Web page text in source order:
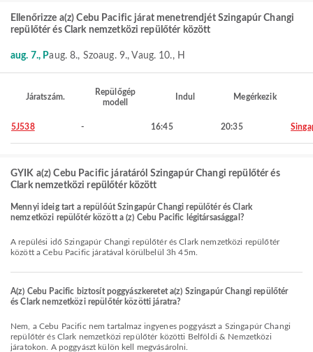
Ellenőrizze a(z) Cebu Pacific járat menetrendjét Szingapúr Changi
repülőtér és Clark nemzetközi repülőtér között
aug. 7., Paug. 8., Szoaug. 9., Vaug. 10., H
Járatszám.
Repülőgép
modell
Indul Megérkezik
5J538 - 16:45 20:35
GYIK a(z) Cebu Pacific járatáról Szingapúr Changi repülőtér és
Clark nemzetközi repülőtér között
Mennyi ideig tart a repülőút Szingapúr Changi repülőtér és Clark
nemzetközi repülőtér között a (z) Cebu Pacific légitársasággal?
A repülési idő Szingapúr Changi repülőtér és Clark nemzetközi repülőtér
között a Cebu Pacific járatával körülbelül 3h 45m.
A(z) Cebu Pacific biztosít poggyászkeretet a(z) Szingapúr Changi repülőtér
és Clark nemzetközi repülőtér közötti járatra?
Nem, a Cebu Pacific nem tartalmaz ingyenes poggyászt a Szingapúr Changi
repülőtér és Clark nemzetközi repülőtér közötti Belföldi & Nemzetközi
járatokon. A poggyászt külön kell megvásárolni.